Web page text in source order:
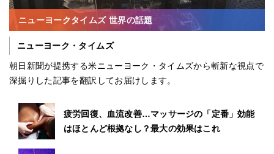
ニューヨークタイムズ 世界の話題
ニューヨーク・タイムズ
朝日新聞が提携する米ニューヨーク・タイムズから斬新な視点で
深掘りした記事を翻訳してお届けします。
疲労回復、血流改善…マッサージの「定番」効能
はほとんど根拠なし？最大の効果はこれ